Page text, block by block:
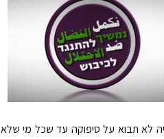
לא תבוא על סיפוקה עד שכל מי שלא